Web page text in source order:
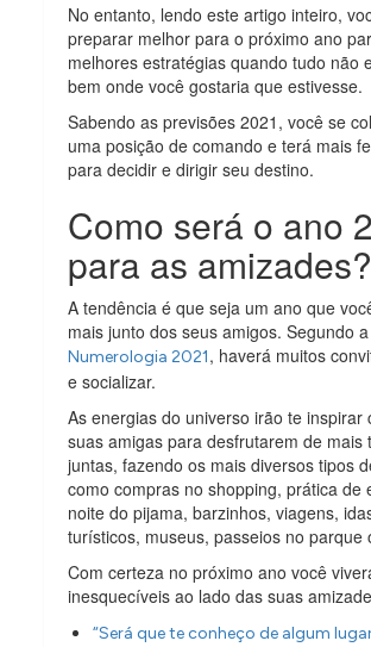
No entanto, lendo este artigo inteiro,
preparar melhor para o próximo ano
melhores estratégias quando tudo não
bem onde você gostaria que estivesse.
Sabendo as previsões 2021, você se
uma posição de comando e terá mais
para decidir e dirigir seu destino.
Como será o ano
para as amizades?
A tendência é que seja um ano que
mais junto dos seus amigos. Segundo a
Numerologia 2021, haverá muitos
e socializar.
As energias do universo irão te inspirar
suas amigas para desfrutarem de mais
juntas, fazendo os mais diversos tipos
como compras no shopping, prática de
noite do pijama, barzinhos, viagens,
turísticos, museus, passeios no parque
Com certeza no próximo ano você
inesquecíveis ao lado das suas
“Será que te conheço de algum